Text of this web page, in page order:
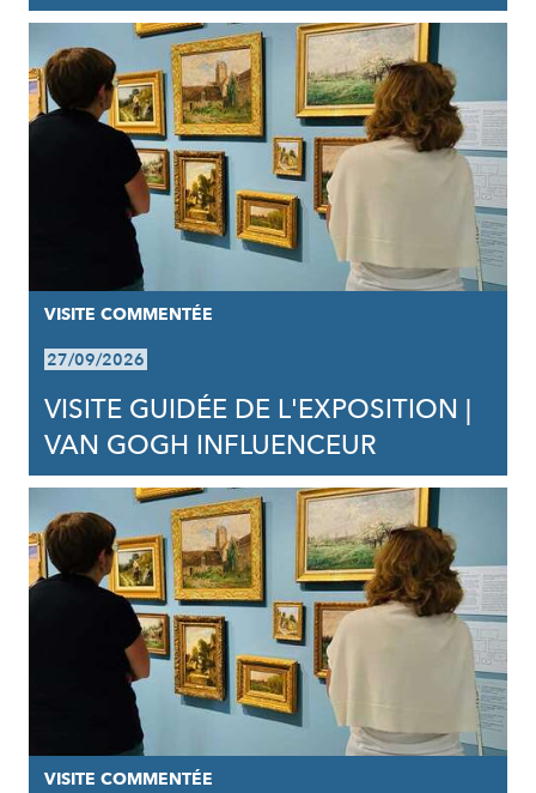
VISITE COMMENTÉE
27/09/2026
VISITE GUIDÉE DE L'EXPOSITION |
VAN GOGH INFLUENCEUR
VISITE COMMENTÉE